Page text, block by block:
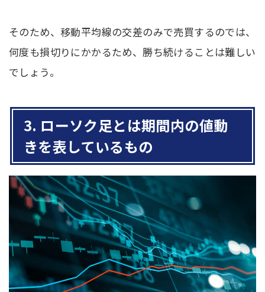
そのため、移動平均線の交差のみで売買するのでは、
何度も損切りにかかるため、勝ち続けることは難しい
でしょう。
3. ローソク足とは期間内の値動
きを表しているもの